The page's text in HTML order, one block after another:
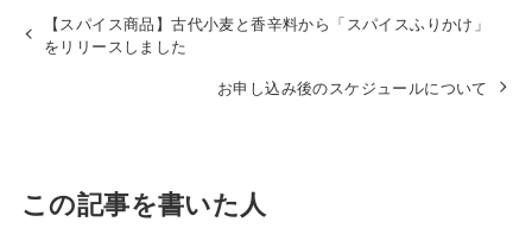
【スパイス商品】古代小麦と香辛料から「スパイスふりかけ」
をリリースしました
お申し込み後のスケジュールについて
この記事を書いた人